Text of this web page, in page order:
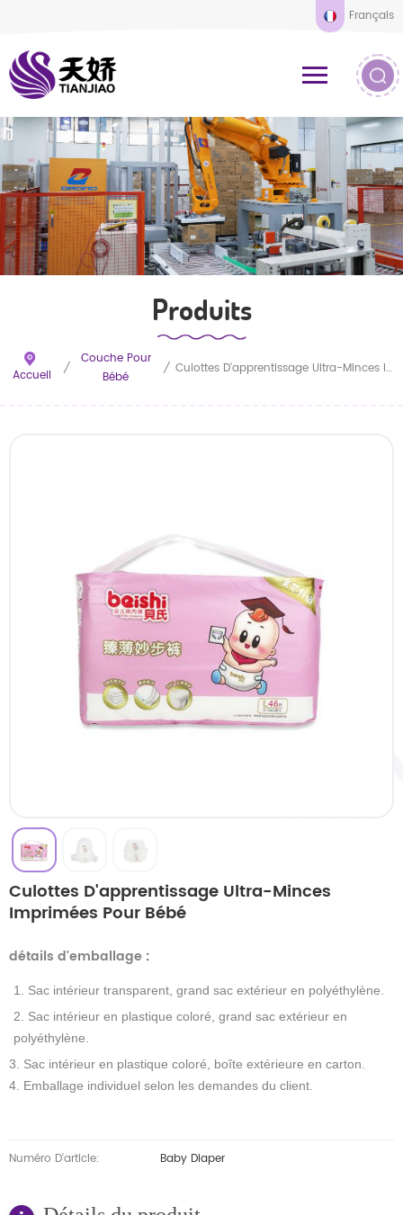
Français
Produits
Accueil /
Couche Pour
Bébé
/ Culottes D'apprentissage Ultra-Minces Imprimées Pour Bébé
Culottes D'apprentissage Ultra-Minces
Imprimées Pour Bébé
détails d'emballage :
1. Sac intérieur transparent, grand sac extérieur en polyéthylène.
2. Sac intérieur en plastique coloré, grand sac extérieur en
polyéthylène.
3. Sac intérieur en plastique coloré, boîte extérieure en carton.
4. Emballage individuel selon les demandes du client.
Numéro D'article: Baby Diaper